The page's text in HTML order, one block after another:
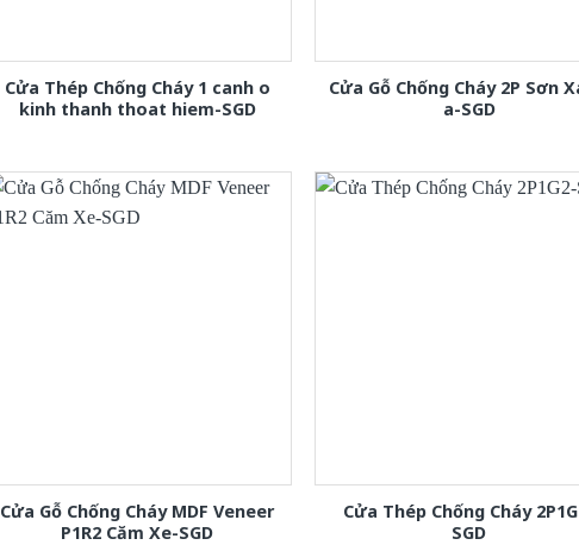
Cửa Thép Chống Cháy 1 canh o
kinh thanh thoat hiem-SGD
Cửa Gỗ Chống Cháy 2P Sơn
a-SGD
Cửa Gỗ Chống Cháy MDF Veneer
P1R2 Căm Xe-SGD
Cửa Thép Chống Cháy
SGD